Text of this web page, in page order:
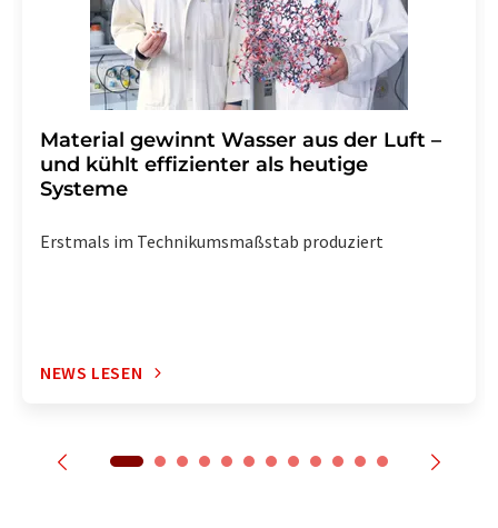
Material gewinnt Wasser aus der Luft –
und kühlt effizienter als heutige
Systeme
Erstmals im Technikumsmaßstab produziert
NEWS LESEN